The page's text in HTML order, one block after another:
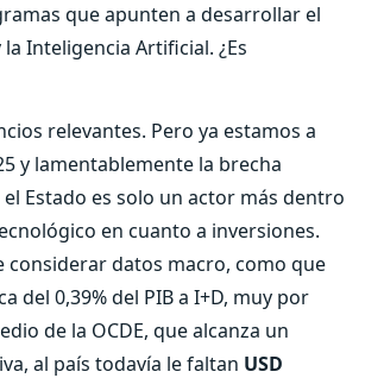
que apunten a desarrollar el
Inteligencia Artificial. ¿Es
relevantes. Pero ya estamos a
y lamentablemente la brecha
Estado es solo un actor más dentro
en cuanto a inversiones.
considerar datos macro, como que
del 0,39% del PIB a I+D, muy por
de la OCDE, que alcanza un
al país todavía le faltan USD